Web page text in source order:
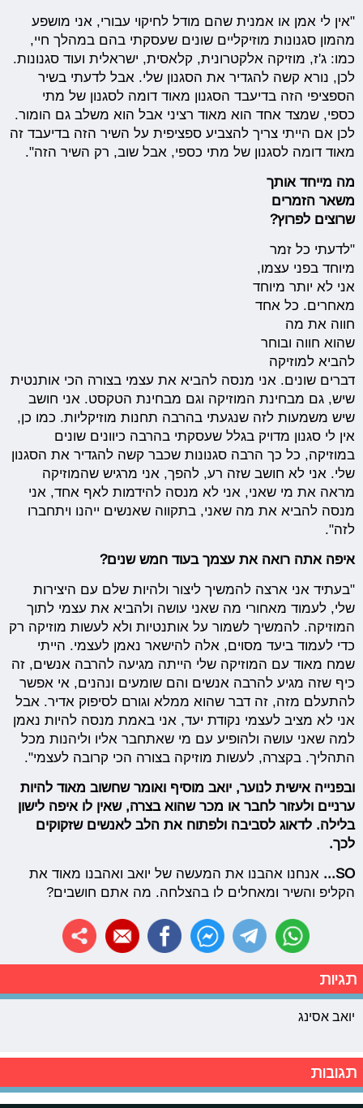
"אין לי אמן או אמנית שהם מודל לחיקוי עבורי, אני מושפע
מהמון סגנונות מוזיקליים שונים שעסקתי בהם במהלך חיי,
כמו: ג'ז, מוזיקה אלקטרונית, קלאסית, ישראלית ועוד סגנונות.
לכן, נורא קשה להגדיר את הסגנון שלי. אבל לדעתי בשיר
הספציפי הזה בדיעבד הסגנון מאוד דומה לסגנון של מתי
כספי, שמצד אחד הוא מאוד רציני אבל הוא משלב גם הומור.
לכן אם הייתי צריך להצביע ספציפית על השיר הזה בדיעבד זה
מאוד דומה לסגנון של מתי כספי, אבל שוב, רק השיר הזה".
מה מייחד אותך
משאר הזמרים
שרוצים לפרוץ?
"לדעתי כל זמר
מיוחד בפני עצמו,
אני לא יותר מיוחד
מאחרים. כל אחד
חווה את מה
שהוא חווה ובוחר
להביא למוזיקה
דברים שונים. אני מנסה להביא את עצמי בצורה הכי אותנטית
שיש, גם מבחינת המוזיקה וגם מבחינת הטקסט. אני חושב
שיש משמעות לזה שנגעתי בהרבה תחנות מוזיקליות. כמו כן,
אין לי סגנון מדויק בגלל שעסקתי בהרבה כיוונים שונים
במוזיקה, כל כך הרבה סגנונות שכבר קשה להגדיר את הסגנון
שלי. אני לא חושב שזה רע, להפך, אני מרגיש שהמוזיקה
מראה את מי שאני, אני לא מנסה להידמות לאף אחד, אני
מנסה להביא את מה שאני, בתקווה שאנשים ייהנו ויתחברו
לזה".
איפה אתה רואה את עצמך בעוד חמש שנים?
"בעתיד אני ארצה להמשיך ליצור ולהיות שלם עם היצירות
שלי, לעמוד מאחורי מה שאני עושה ולהביא את עצמי לתוך
המוזיקה. להמשיך לשמור על אותנטיות ולא לעשות מוזיקה רק
כדי לעמוד ביעד מסוים, אלה להישאר נאמן לעצמי. הייתי
שמח מאוד עם המוזיקה שלי הייתה מגיעה להרבה אנשים, זה
כיף שזה מגיע להרבה אנשים והם שומעים ונהנים, אי אפשר
להתעלם מזה, זה דבר שהוא ממלא וגורם לסיפוק אדיר. אבל
אני לא מציב לעצמי נקודת יעד, אני באמת מנסה להיות נאמן
למה שאני עושה ולהופיע עם מי שאתחבר אליו וליהנות מכל
התהליך. בקצרה, לעשות מוזיקה בצורה הכי קרובה לעצמי".
ובפנייה אישית לנוער, יואב מוסיף ואומר שחשוב מאוד להיות
ערניים ולעזור לחבר או מכר שהוא בצרה, שאין לו איפה לישון
בלילה. לדאוג לסביבה ולפתוח את הלב לאנשים שזקוקים
לכך.
SO...
אנחנו אהבנו את המעשה של יואב ואהבנו מאוד את
הקליפ והשיר ומאחלים לו בהצלחה. מה אתם חושבים?
תגיות
יואב אסינג
תגובות